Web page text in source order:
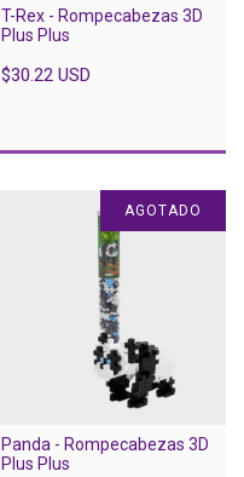
T-Rex - Rompecabezas 3D
Plus Plus
$30.22 USD
AGOTADO
Panda - Rompecabezas 3D
Plus Plus